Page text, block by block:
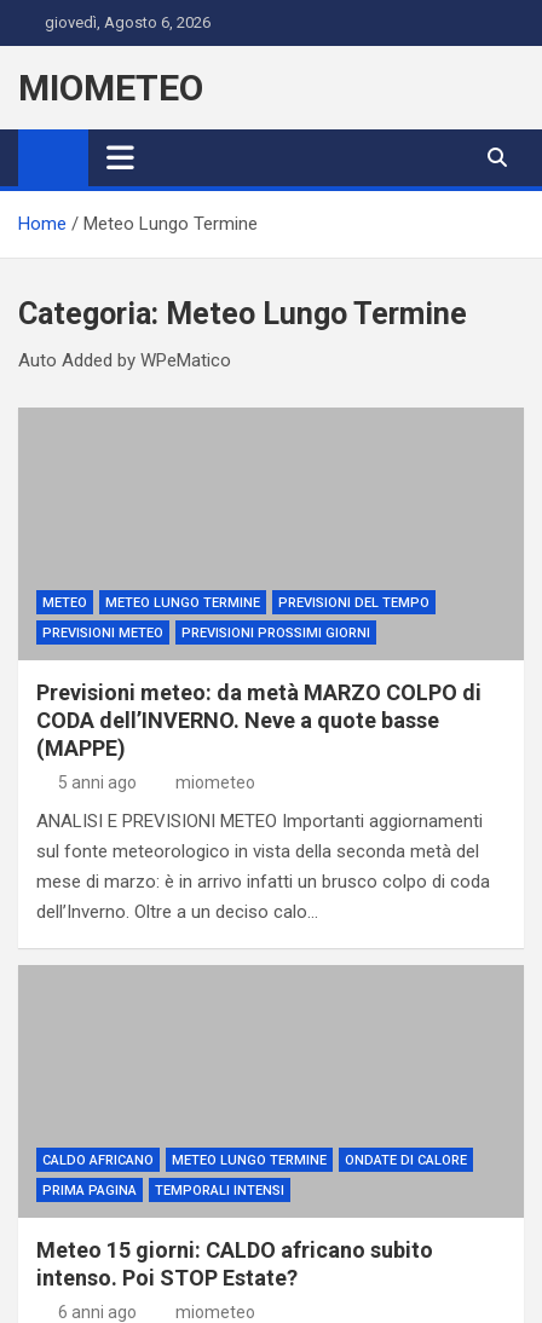
to
content
giovedì, Agosto 6, 2026
MIOMETEO
Home Meteo Lungo Termine
Categoria: Meteo Lungo Termine
Auto Added by WPeMatico
METEO METEO LUNGO TERMINE
PREVISIONI DEL TEMPO
PREVISIONI METEO
PREVISIONI PROSSIMI GIORNI
Previsioni meteo: da metà MARZO COLPO di
CODA dell’INVERNO. Neve a quote basse
(MAPPE)
5 anni ago miometeo
ANALISI E PREVISIONI METEO Importanti aggiornamenti
sul fonte meteorologico in vista della seconda metà del
mese di marzo: è in arrivo infatti un brusco colpo di coda
dell’Inverno. Oltre a un deciso calo…
CALDO AFRICANO METEO LUNGO TERMINE
ONDATE DI CALORE
PRIMA PAGINA
TEMPORALI INTENSI
Meteo 15 giorni: CALDO africano subito
intenso. Poi STOP Estate?
6 anni ago miometeo